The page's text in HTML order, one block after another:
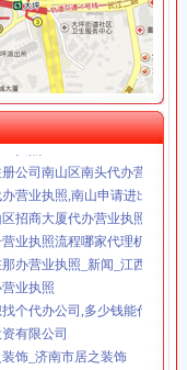
_腾讯微博
_杭州19楼
笔记本,iPhone,iPad,苹果正品
|品宅男福利社天天更新！每
执照
公司南山区南头代办营业执
营业执照,南山申请进出口经营
招商大厦代办营业执照】价
营业执照流程哪家代理机构靠
办营业执照_新闻_江西信息资
业执照
个代办公司,多少钱能代办公
有限公司
饰_济南市居之装饰
年年度报告（2010-02-06）_